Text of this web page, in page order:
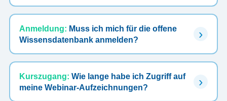
Anmeldung: Muss ich mich für die offene
Wissensdatenbank anmelden?
Kurszugang: Wie lange habe ich Zugriff auf
meine Webinar-Aufzeichnungen?